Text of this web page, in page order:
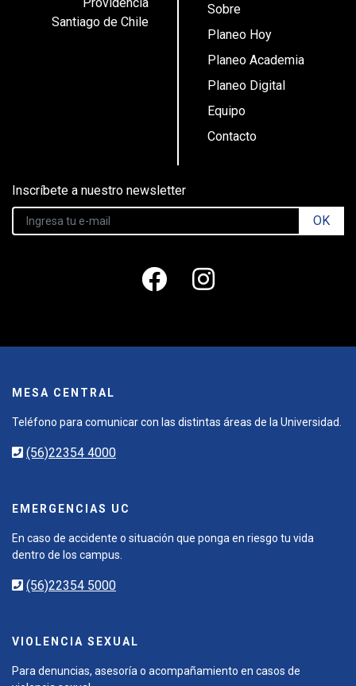
Santiago de Chile
Sobre
Planeo Hoy
Planeo Academia
Planeo Digital
Equipo
Contacto
Inscríbete a nuestro newsletter
OK
MESA CENTRAL
Teléfono para comunicar con las distintas áreas de la Universidad.
(56)22354 4000
EMERGENCIAS UC
En caso de accidente o situación que ponga en riesgo tu vida
dentro de los campus.
(56)22354 5000
VIOLENCIA SEXUAL
Para denuncias, asesoría o acompañamiento en casos de